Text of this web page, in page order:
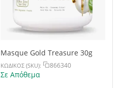
Masque Gold Treasure 30g
ΚΩΔΙΚΟΣ (SKU): 866340
Σε Απόθεμα